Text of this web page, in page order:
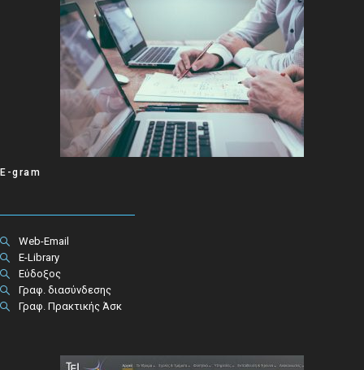
E-gram
Web-Email
E-Library
Εύδοξος
Γραφ. διασύνδεσης
Γραφ. Πρακτικής Άσκ